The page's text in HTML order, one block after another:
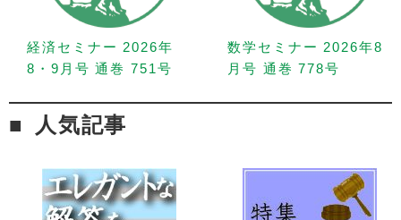
経済セミナー 2026年
8・9月号 通巻 751号
数学セミナー 2026年8
月号 通巻 778号
人気記事